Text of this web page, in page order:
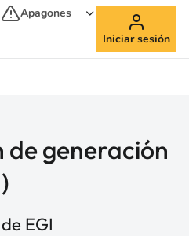
Apagones
Iniciar sesión
generación
EGI